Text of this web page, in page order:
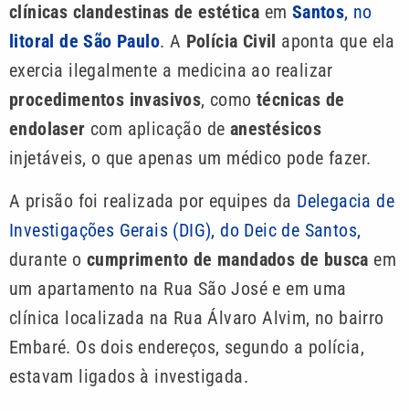
clínicas clandestinas de estética em Santos, no
litoral de São Paulo. A Polícia Civil aponta que ela
exercia ilegalmente a medicina ao realizar
procedimentos invasivos, como técnicas de
endolaser com aplicação de anestésicos
injetáveis, o que apenas um médico pode fazer.
A prisão foi realizada por equipes da Delegacia de
Investigações Gerais (DIG), do Deic de Santos,
durante ocumprimento de mandados de busca em
um apartamento na Rua São José e em uma
clínica localizada na Rua Álvaro Alvim, no bairro
Embaré. Os dois endereços, segundo a polícia,
estavam ligados à investigada.